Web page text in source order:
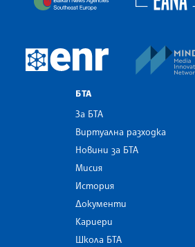
European Newsroom
БТА
За БТА
Виртуална разходка
Новини за БТА
Мисия
История
Документи
Кариери
Школа БТА